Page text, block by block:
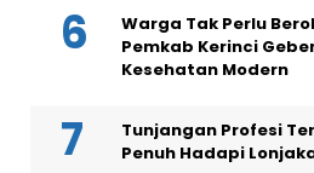
Warga Tak Perlu
Pemkab Kerinci
Kesehatan Modern
Tunjangan Profesi
Penuh Hadapi